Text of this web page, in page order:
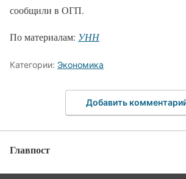
сообщили в ОГП.
По материалам: УНН
Категории: Экономика
Добавить
Главпост